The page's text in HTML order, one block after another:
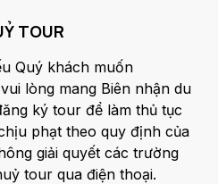
TOUR
Quý khách muốn
lòng mang Biên nhận du
ký tour để làm thủ tục
phạt theo quy định của
giải quyết các trường
tour qua điện thoại.